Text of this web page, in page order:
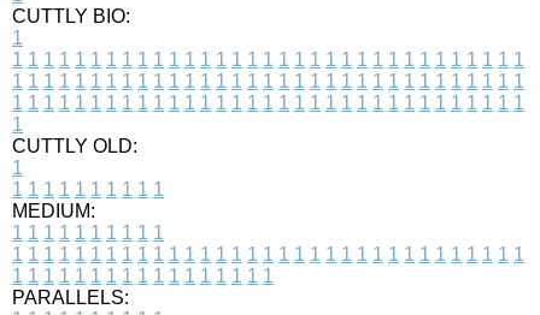
CUTTLY BIO:
1
1 1 1 1 1 1 1 1 1 1 1 1 1 1 1 1 1 1 1 1 1 1 1 1 1 1 1 1 1 1 1 1 1
1 1 1 1 1 1 1 1 1 1 1 1 1 1 1 1 1 1 1 1 1 1 1 1 1 1 1 1 1 1 1 1 1
1 1 1 1 1 1 1 1 1 1 1 1 1 1 1 1 1 1 1 1 1 1 1 1 1 1 1 1 1 1 1 1 1
1
CUTTLY OLD:
1
1 1 1 1 1 1 1 1 1 1
MEDIUM:
1 1 1 1 1 1 1 1 1 1
1 1 1 1 1 1 1 1 1 1 1 1 1 1 1 1 1 1 1 1 1 1 1 1 1 1 1 1 1 1 1 1 1
1 1 1 1 1 1 1 1 1 1 1 1 1 1 1 1 1
PARALLELS: